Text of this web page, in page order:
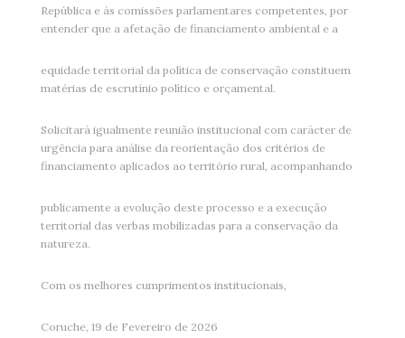
República e às comissões parlamentares competentes, por
entender que a afetação de financiamento ambiental e a
equidade territorial da política de conservação constituem
matérias de escrutínio político e orçamental.
Solicitará igualmente reunião institucional com carácter de
urgência para análise da reorientação dos critérios de
financiamento aplicados ao território rural, acompanhando
publicamente a evolução deste processo e a execução
territorial das verbas mobilizadas para a conservação da
natureza.
Com os melhores cumprimentos institucionais,
Coruche, 19 de Fevereiro de 2026